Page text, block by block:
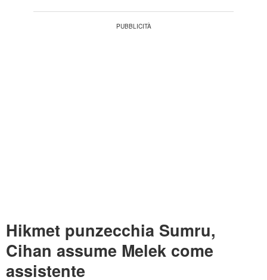
Hikmet punzecchia Sumru,
Cihan assume Melek come
assistente